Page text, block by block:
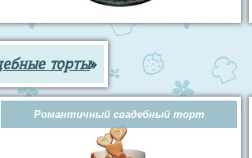
торты»
Романтичный свадебный торт